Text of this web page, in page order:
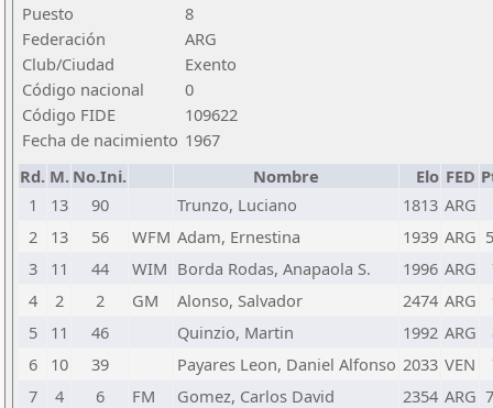
Puesto
8
Federación
ARG
Club/Ciudad
Exento
Código nacional
0
Código FIDE
109622
Fecha de nacimiento 1967
Rd. M. No.Ini. Nombre Elo FED
1
13 90 Trunzo, Luciano 1813 ARG
2
13 56 WFM Adam, Ernestina 1939 ARG
3
11 44 WIM Borda Rodas, Anapaola S. 1996 ARG
4
2 2 GM Alonso, Salvador 2474 ARG
5
11 46 Quinzio, Martin 1992 ARG
6
10 39 Payares Leon, Daniel Alfonso 2033 VEN
7
4 6 FM Gomez, Carlos David 2354 ARG